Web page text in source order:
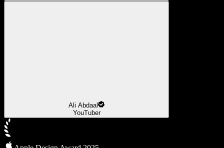
Ali Abdaal
YouTuber